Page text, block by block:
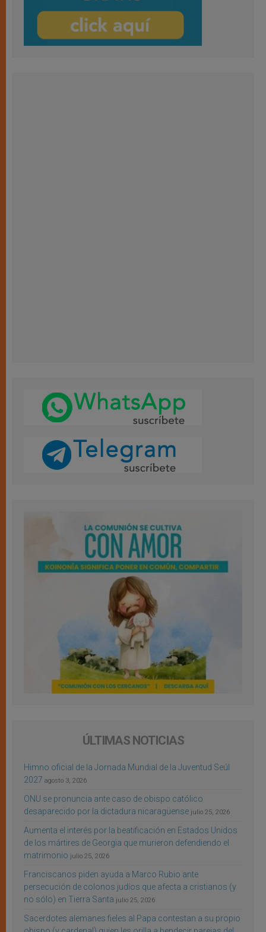
ÚLTIMAS NOTICIAS
Himno oficial de la Jornada Mundial de la Juventud Seúl
2027 agosto 3, 2026
ONU se pronuncia ante caso de obispo católico
desaparecido por la dictadura nicaragüense julio 25, 2026
Aumenta el interés por la beatificación en Estados Unidos
de los mártires de Georgia que murieron defendiendo el
matrimonio julio 25, 2026
Franciscanos piden ayuda a Marco Rubio ante
persecución de colonos judíos que afecta a cristianos (y
no sólo) en Tierra Santa julio 25, 2026
Sacerdotes alemanes fieles al Papa contestan a su propio